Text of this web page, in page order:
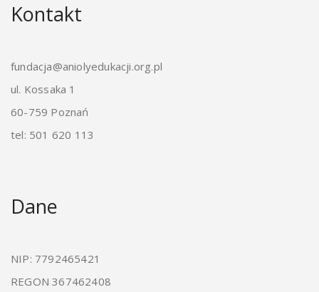
Kontakt
fundacja@aniolyedukacji.org.pl
ul. Kossaka 1
60-759 Poznań
tel: 501 620 113
Dane
NIP: 7792465421
REGON 367462408